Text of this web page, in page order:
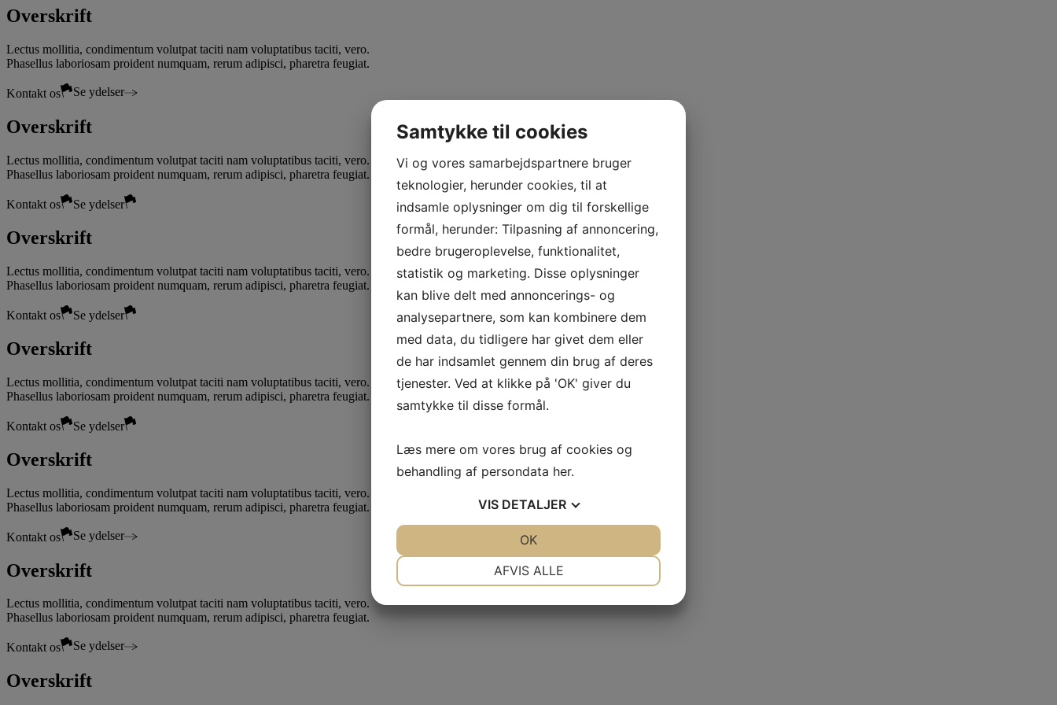
Overskrift
Lectus mollitia, condimentum volutpat taciti nam voluptatibus taciti, vero.
Phasellus laboriosam proident numquam, rerum adipisci, pharetra feugiat.
Kontakt os Se ydelser
Overskrift
Lectus mollitia, condimentum volutpat taciti nam voluptatibus taciti, vero.
Phasellus laboriosam proident numquam, rerum adipisci, pharetra feugiat.
Kontakt os Se ydelser
Overskrift
Lectus mollitia, condimentum volutpat taciti nam voluptatibus taciti, vero.
Phasellus laboriosam proident numquam, rerum adipisci, pharetra feugiat.
Kontakt os Se ydelser
Overskrift
Lectus mollitia, condimentum volutpat taciti nam voluptatibus taciti, vero.
Phasellus laboriosam proident numquam, rerum adipisci, pharetra feugiat.
Kontakt os Se ydelser
Overskrift
Lectus mollitia, condimentum volutpat taciti nam voluptatibus taciti, vero.
Phasellus laboriosam proident numquam, rerum adipisci, pharetra feugiat.
Kontakt os Se ydelser
Overskrift
Lectus mollitia, condimentum volutpat taciti nam voluptatibus taciti, vero.
Phasellus laboriosam proident numquam, rerum adipisci, pharetra feugiat.
Kontakt os Se ydelser
Overskrift
Samtykke til cookies
Vi og vores samarbejdspartnere bruger
teknologier, herunder cookies, til at
indsamle oplysninger om dig til forskellige
formål, herunder: Tilpasning af annoncering,
bedre brugeroplevelse, funktionalitet,
statistik og marketing. Disse oplysninger
kan blive delt med annoncerings- og
analysepartnere, som kan kombinere dem
med data, du tidligere har givet dem eller
de har indsamlet gennem din brug af deres
tjenester. Ved at klikke på 'OK' giver du
samtykke til disse formål.
Læs mere om vores brug af cookies og
behandling af persondata her.
VIS DETALJER
AFVIS ALLE
OK